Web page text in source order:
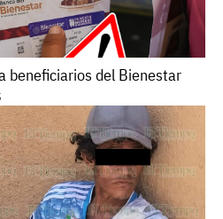
beneficiarios del Bienestar